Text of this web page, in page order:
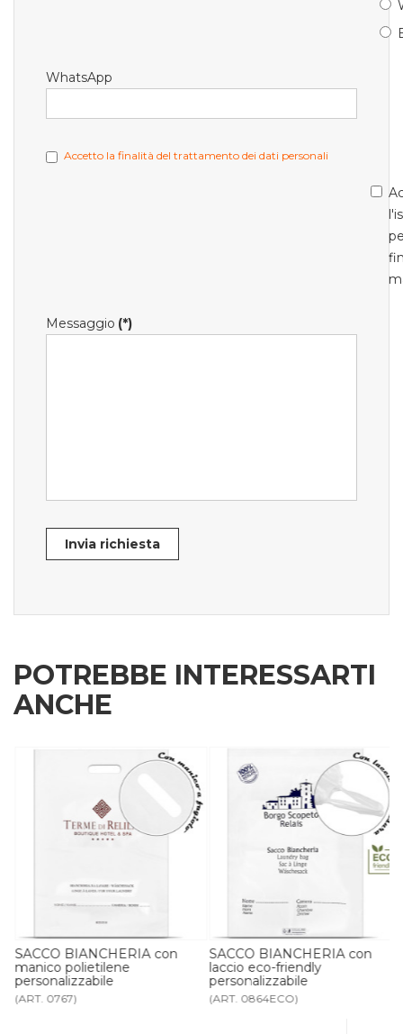
WhatsApp
Accetto la finalità del trattamento dei dati personali
Messaggio (*)
Invia richiesta
POTREBBE INTERESSARTI
ANCHE
SACCO BIANCHERIA con
manico polietilene
personalizzabile
(ART. 0767)
SACCO BIANCHERIA con
laccio eco-friendly
personalizzabile
(ART. 0864ECO)